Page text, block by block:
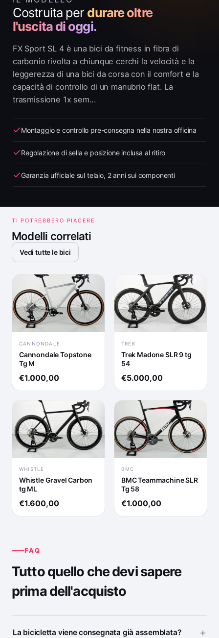
Costruita per durare oltre
l'uscita di oggi.
FX Sport SL 4 è una bici da fitness in fibra di
carbonio rivolta a chiunque cerchi la velocità e la
leggerezza di una bici da corsa con il comfort e la
capacità di controllo di un manubrio flat. La
trasmissione 1x sem...
Montaggio e controllo pre-consegna nella nostra officina
Regolazione di sella e posizione inclusa al ritiro
Garanzia ufficiale sul telaio, 2 anni sui componenti
TI POTREBBERO PIACERE
Modelli correlati
Vedi tutte le bici
CANNONDALE
Cannondale Topstone
Tg M
€1.000,00
TREK
Trek Madone SLR 9 tg
54
€5.000,00
WHISTLE
Whistle Gravel Carbon
tg ML
€1.600,00
BMC
BMC Teammachine SLR
Tg 58
€1.000,00
FAQ
Tutto quello che devi sapere
prima dell'acquisto
La bicicletta viene consegnata già assemblata?